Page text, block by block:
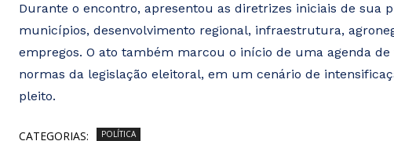
Durante o encontro, apresentou as diretrizes iniciais de sua
municípios, desenvolvimento regional, infraestrutura,
empregos. O ato também marcou o início de uma agenda
normas da legislação eleitoral, em um cenário de
pleito.
CATEGORIAS: POLÍTICA